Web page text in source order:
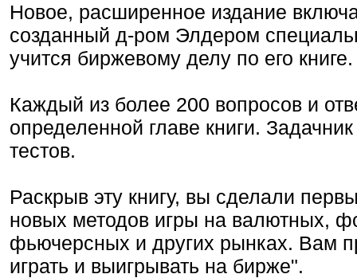
Новое, расширенное издание
созданный д-ром Элдером
учится биржевому делу по его книге.
Каждый из более 200 вопросов и
определенной главе книги.
тестов.
Раскрыв эту книгу, вы сделали
новых методов игры на валютных,
фьючерсных и других рынках. Вам
играть и выигрывать на бирже".